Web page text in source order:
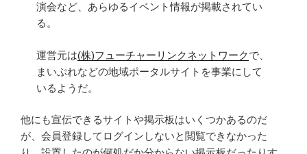
演会など、あらゆるイベント情報が掲載されてい
る。
運営元は(株)フューチャーリンクネットワークで、
まいぷれなどの地域ポータルサイトを事業にして
いるようだ。
他にも宣伝できるサイトや掲示板はいくつかあるのだ
が、会員登録してログインしないと閲覧できなかった